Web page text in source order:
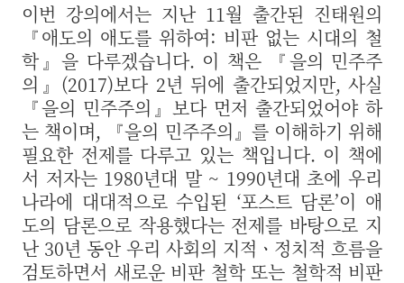
이번 강의에서는 지난 11월 출간된 진태원의
『애도의 애도를 위하여: 비판 없는 시대의 철
학』을 다루겠습니다. 이 책은 『을의 민주주
의』(2017)보다 2년 뒤에 출간되었지만, 사실
『을의 민주주의』보다 먼저 출간되었어야 하
는 책이며, 『을의 민주주의』를 이해하기 위해
필요한 전제를 다루고 있는 책입니다. 이 책에
서 저자는 1980년대 말 ~ 1990년대 초에 우리
나라에 대대적으로 수입된 ‘포스트 담론’이 애
도의 담론으로 작용했다는 전제를 바탕으로 지
난 30년 동안 우리 사회의 지적ㆍ정치적 흐름을
검토하면서 새로운 비판 철학 또는 철학적 비판